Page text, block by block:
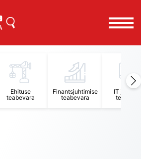
Ehituse
teabevara
Finantsjuhtimise
teabevara
IT